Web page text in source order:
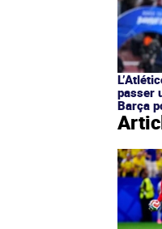
passer
Barça